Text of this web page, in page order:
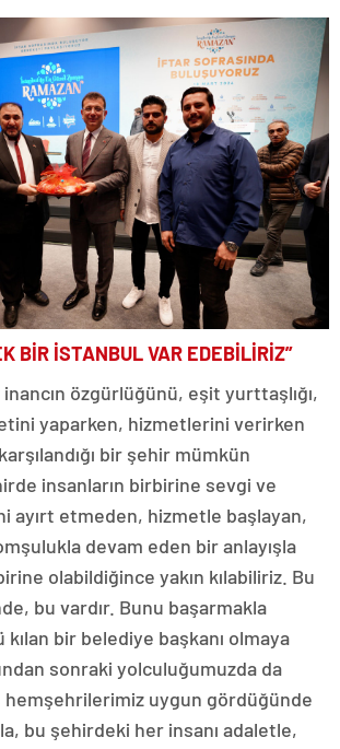
BİR İSTANBUL VAR EDEBİLİRİZ”
özgürlüğünü, eşit yurttaşlığı,
yaparken, hizmetlerini verirken
bir şehir mümkün
insanların birbirine sevgi ve
ayırt etmeden, hizmetle başlayan,
devam eden bir anlayışla
olabildiğince yakın kılabiliriz. Bu
bu vardır. Bunu başarmakla
bir belediye başkanı olmaya
sonraki yolculuğumuzda da
hemşehrilerimiz uygun gördüğünde
bu şehirdeki her insanı adaletle,